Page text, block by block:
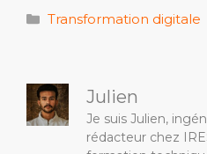
Catégories
Transformation digitale
Julien
Je suis Julien,
rédacteur chez